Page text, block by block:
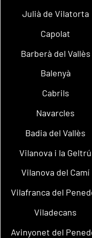
Julià de Vilatorta
Capolat
Barberà del Vallès
Balenyà
Cabrils
Navarcles
Badia del Vallès
Vilanova i la Geltrú
Vilanova del Camí
Vilafranca del
Viladecans
Avinyonet del